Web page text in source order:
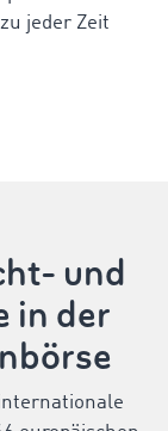
jeder Zeit
und
in der